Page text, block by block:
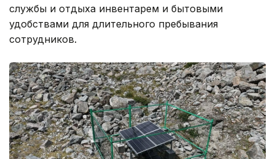
службы и отдыха инвентарем и бытовыми
удобствами для длительного пребывания
сотрудников.